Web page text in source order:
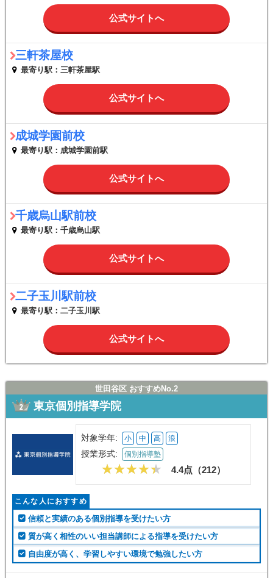
公式サイトへ
三軒茶屋校
最寄り駅：三軒茶屋駅
公式サイトへ
成城学園前校
最寄り駅：成城学園前駅
公式サイトへ
千歳烏山駅前校
最寄り駅：千歳烏山駅
公式サイトへ
二子玉川駅前校
最寄り駅：二子玉川駅
公式サイトへ
世田谷区 おすすめNo.2
東京個別指導学院
対象学年: 小 中 高 浪
授業形式: 個別指導塾
4.4点（212）
こんな人におすすめ
信頼と実績のある個別指導を受けたい方
質が高く相性のいい担当講師による指導を受けたい方
自由度が高く、学習しやすい環境で勉強したい方